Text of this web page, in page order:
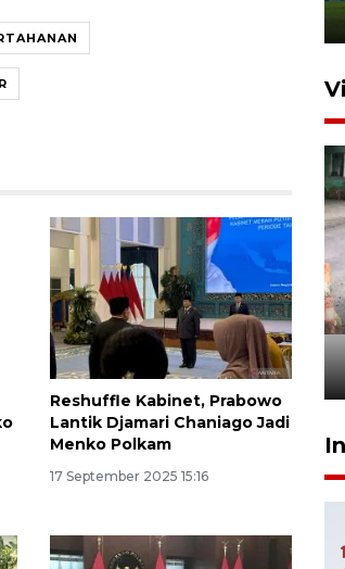
Reshuffle Kabinet, Prabowo
Lantik Djamari Chaniago Jadi
Menko Polkam
17 September 2025 15:16
Penangkapan begal
kewenangan aparat
hukum
2026 00:31